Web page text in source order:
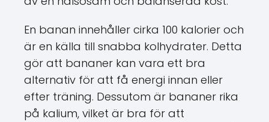
En banan innehåller cirka 100 kalorier och
är en källa till snabba kolhydrater. Detta
gör att bananer kan vara ett bra
alternativ för att få energi innan eller
efter träning. Dessutom är bananer rika
på kalium, vilket är bra för att